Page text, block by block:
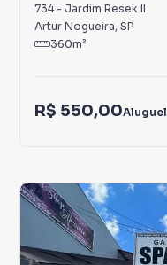
734- Jardim Resek II
Artur Nogueira, SP
360m²
R$ 550,00Aluguel